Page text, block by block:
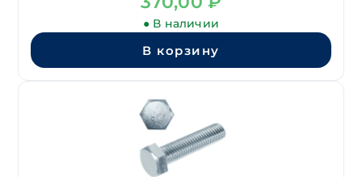
● В наличии
В корзину